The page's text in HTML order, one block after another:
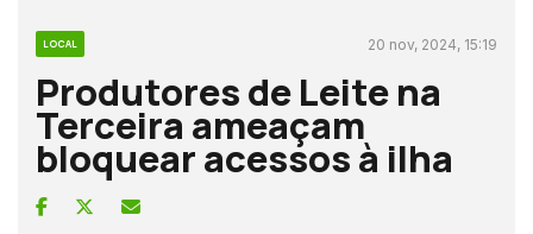
LOCAL 20 nov, 2024, 15:19
Produtores de Leite na
Terceira ameaçam
bloquear acessos à ilha